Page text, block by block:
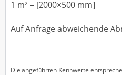
1 m² – [2000×500 mm]
Auf Anfrage abweichende
Die angeführten Kennwerte